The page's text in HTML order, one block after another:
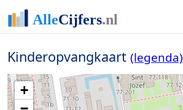
Kinderopvangkaart (legenda)
+